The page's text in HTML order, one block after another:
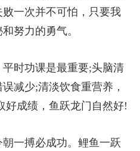
一次并不可怕，只要我
努力的勇气。
时功课是最重要;头脑清
减少;清淡饮食重营养，
好成绩，鱼跃龙门自然好!
一搏必成功。鲤鱼一跃